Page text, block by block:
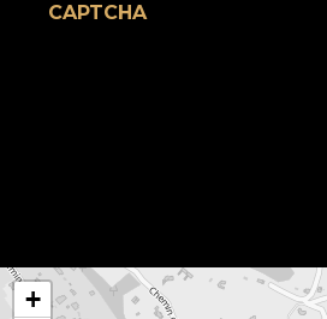
CAPTCHA
+